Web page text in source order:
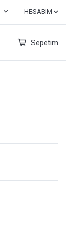
HESABIM
Sepetim